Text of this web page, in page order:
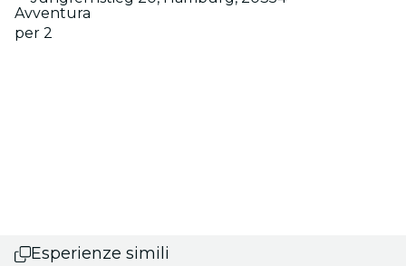
Avventura
per 2
Esperienze simili